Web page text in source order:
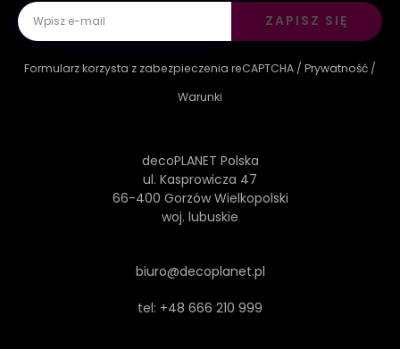
ZAPISZ SIĘ
Formularz korzysta z zabezpieczenia reCAPTCHA / Prywatność /
Warunki
decoPLANET Polska
ul. Kasprowicza 47
66-400 Gorzów Wielkopolski
woj. lubuskie
biuro@decoplanet.pl
tel: +48 666 210 999